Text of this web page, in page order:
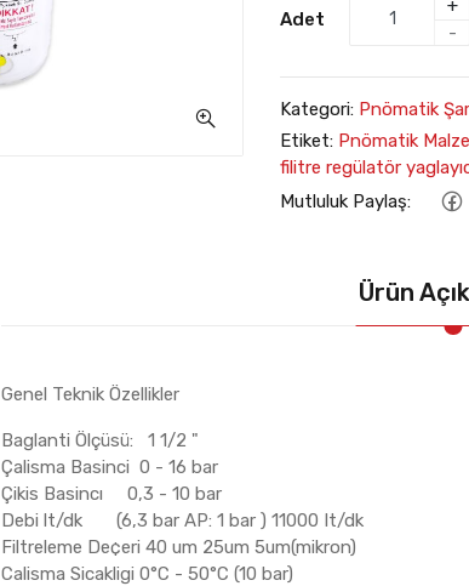
Adet
+
-
Kategori: Pnömatik
Etiket: Pnömatik
filitre regülatör
Mutluluk Paylaş:
Ürün
Genel Teknik Özellikler
Baglanti Ölçüsü: 1 1/2 "
Çalisma Basinci 0 - 16 bar
Çikis Basincı 0,3 - 10 bar
Debi lt/dk (6,3 bar AP: 1 bar ) 11000 It/dk
Filtreleme De¢eri 40 um 25um 5um(mikron)
Calisma Sicakligi 0°C - 50°C (10 bar)